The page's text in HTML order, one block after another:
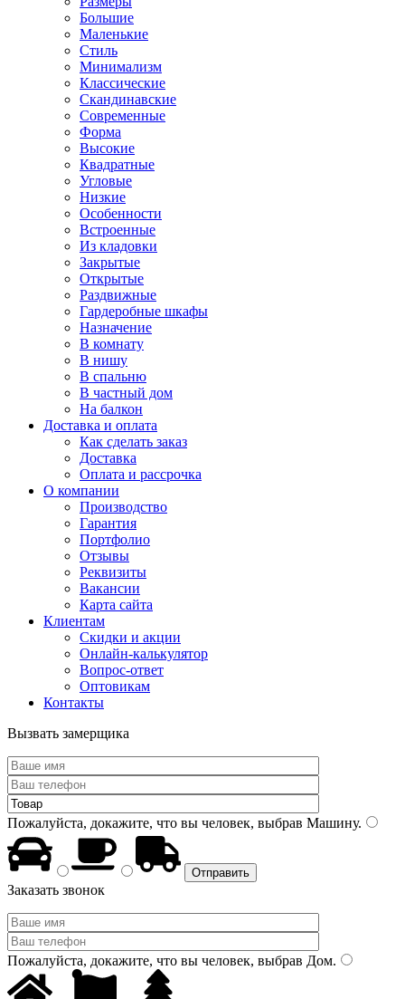
Большие
Маленькие
Стиль
Минимализм
Классические
Скандинавские
Современные
Форма
Высокие
Квадратные
Угловые
Низкие
Особенности
Встроенные
Из кладовки
Закрытые
Открытые
Раздвижные
Гардеробные шкафы
Назначение
В комнату
В нишу
В спальню
В частный дом
На балкон
Доставка и оплата
Как сделать заказ
Доставка
Оплата и рассрочка
О компании
Производство
Гарантия
Портфолио
Отзывы
Реквизиты
Вакансии
Карта сайта
Клиентам
Скидки и акции
Онлайн-калькулятор
Вопрос-ответ
Оптовикам
Контакты
Вызвать замерщика
Пожалуйста, докажите, что вы человек, выбрав Машину.
Заказать звонок
Пожалуйста, докажите, что вы человек, выбрав Дом.